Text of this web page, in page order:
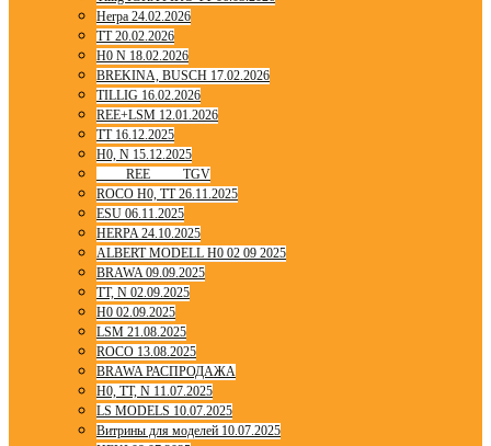
Herpa 24.02.2026
TT 20.02.2026
H0 N 18.02.2026
BREKINA, BUSCH 17.02.2026
TILLIG 16.02.2026
REE+LSM 12.01.2026
TT 16.12.2025
H0, N 15.12.2025
____ REE ____ TGV
ROCO H0, TT 26.11.2025
ESU 06.11.2025
HERPA 24.10.2025
ALBERT MODELL H0 02 09 2025
BRAWA 09.09.2025
TT, N 02.09.2025
H0 02.09.2025
LSM 21.08.2025
ROCO 13.08.2025
BRAWA РАСПРОДАЖА
H0, TT, N 11.07.2025
LS MODELS 10.07.2025
Витрины для моделей 10.07.2025